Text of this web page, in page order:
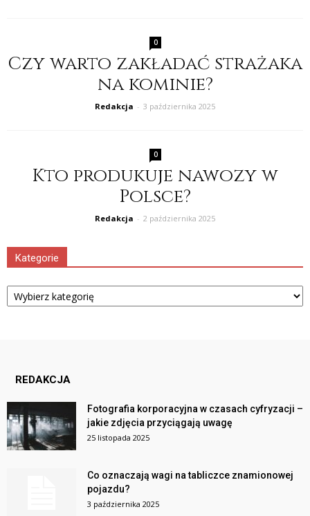
0
Czy warto zakładać strażaka
na kominie?
Redakcja - 3 października 2025
0
Kto produkuje nawozy w
Polsce?
Redakcja - 2 października 2025
Kategorie
Kategorie
REDAKCJA
Fotografia korporacyjna w czasach cyfryzacji –
jakie zdjęcia przyciągają uwagę
25 listopada 2025
Co oznaczają wagi na tabliczce znamionowej
pojazdu?
3 października 2025